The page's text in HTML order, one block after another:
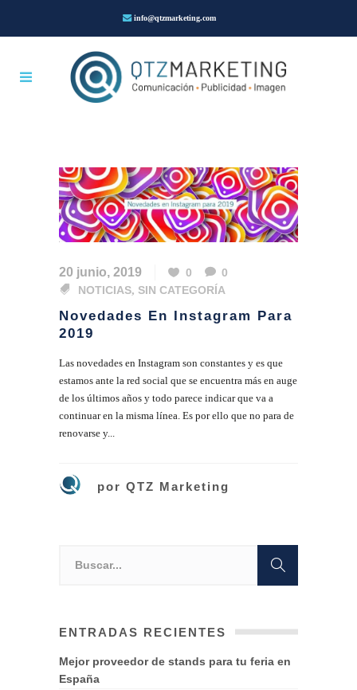
info@qtzmarketing.com
20 junio, 2019 0
0
NOTICIAS, SIN CATEGORÍA
Novedades En Instagram Para
2019
Las novedades en Instagram son constantes y es que
estamos ante la red social que se encuentra más en auge
de los últimos años y todo parece indicar que va a
continuar en la misma línea. Es por ello que no para de
renovarse y...
por QTZ Marketing
ENTRADAS RECIENTES
Mejor proveedor de stands para tu feria en
España